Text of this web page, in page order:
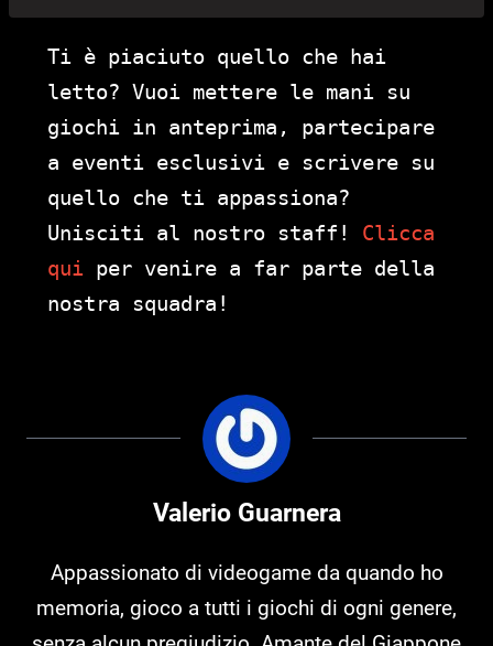
Ti è piaciuto quello che hai
letto? Vuoi mettere le mani su
giochi in anteprima, partecipare
a eventi esclusivi e scrivere su
quello che ti appassiona?
Unisciti al nostro staff! Clicca
qui per venire a far parte della
nostra squadra!
Valerio Guarnera
Appassionato di videogame da quando ho
memoria, gioco a tutti i giochi di ogni genere,